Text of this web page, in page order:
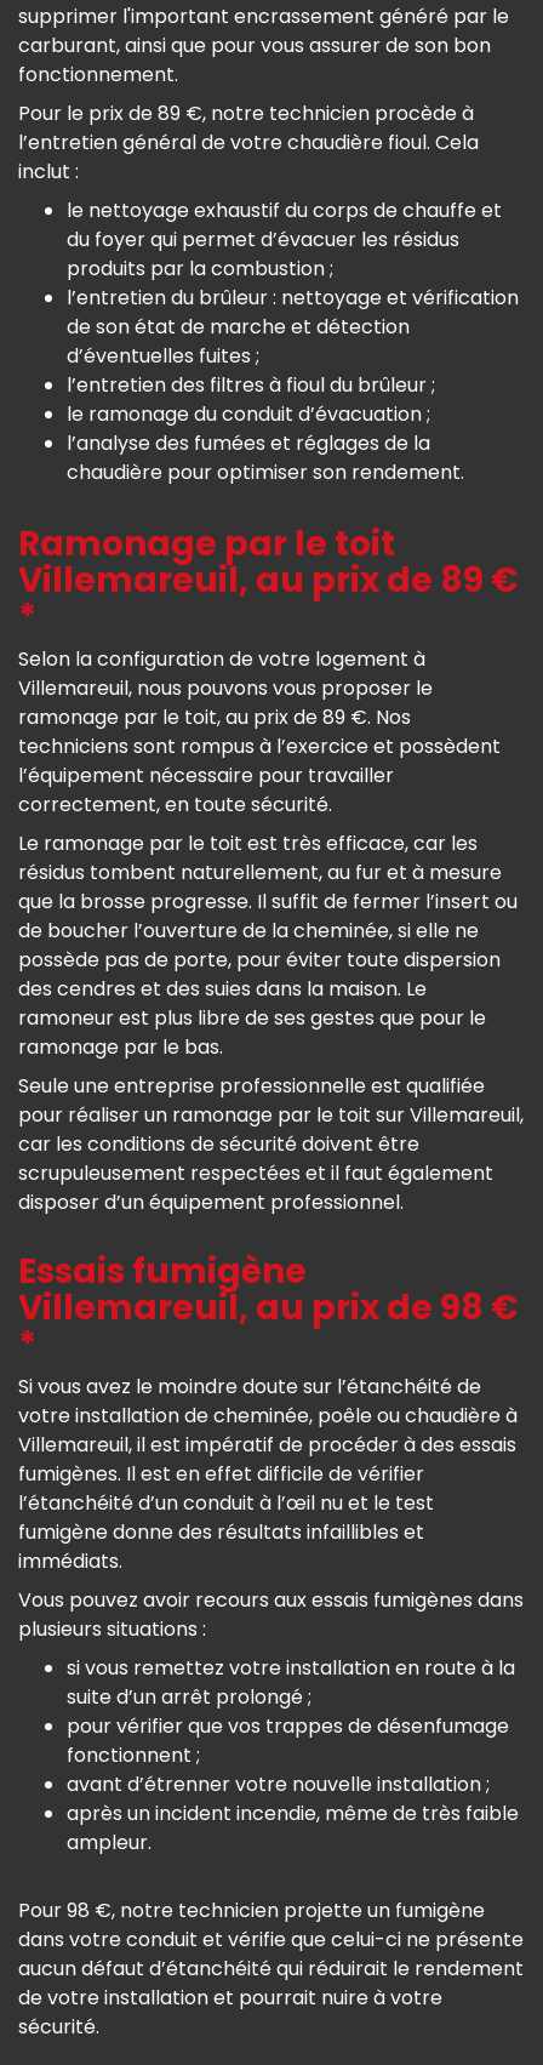
supprimer l'important encrassement généré par le
carburant, ainsi que pour vous assurer de son bon
fonctionnement.
Pour le prix de 89 €, notre technicien procède à
l’entretien général de votre chaudière fioul. Cela
inclut :
le nettoyage exhaustif du corps de chauffe et
du foyer qui permet d’évacuer les résidus
produits par la combustion ;
l’entretien du brûleur : nettoyage et vérification
de son état de marche et détection
d’éventuelles fuites ;
l’entretien des filtres à fioul du brûleur ;
le ramonage du conduit d’évacuation ;
l’analyse des fumées et réglages de la
chaudière pour optimiser son rendement.
Ramonage par le toit
Villemareuil, au prix de 89 €
*
Selon la configuration de votre logement à
Villemareuil, nous pouvons vous proposer le
ramonage par le toit, au prix de 89 €. Nos
techniciens sont rompus à l’exercice et possèdent
l’équipement nécessaire pour travailler
correctement, en toute sécurité.
Le ramonage par le toit est très efficace, car les
résidus tombent naturellement, au fur et à mesure
que la brosse progresse. Il suffit de fermer l’insert ou
de boucher l’ouverture de la cheminée, si elle ne
possède pas de porte, pour éviter toute dispersion
des cendres et des suies dans la maison. Le
ramoneur est plus libre de ses gestes que pour le
ramonage par le bas.
Seule une entreprise professionnelle est qualifiée
pour réaliser un ramonage par le toit sur Villemareuil,
car les conditions de sécurité doivent être
scrupuleusement respectées et il faut également
disposer d’un équipement professionnel.
Essais fumigène
Villemareuil, au prix de 98 €
*
Si vous avez le moindre doute sur l’étanchéité de
votre installation de cheminée, poêle ou chaudière à
Villemareuil, il est impératif de procéder à des essais
fumigènes. Il est en effet difficile de vérifier
l’étanchéité d’un conduit à l’œil nu et le test
fumigène donne des résultats infaillibles et
immédiats.
Vous pouvez avoir recours aux essais fumigènes dans
plusieurs situations :
si vous remettez votre installation en route à la
suite d’un arrêt prolongé ;
pour vérifier que vos trappes de désenfumage
fonctionnent ;
avant d’étrenner votre nouvelle installation ;
après un incident incendie, même de très faible
ampleur.
Pour 98 €, notre technicien projette un fumigène
dans votre conduit et vérifie que celui-ci ne présente
aucun défaut d’étanchéité qui réduirait le rendement
de votre installation et pourrait nuire à votre
sécurité.